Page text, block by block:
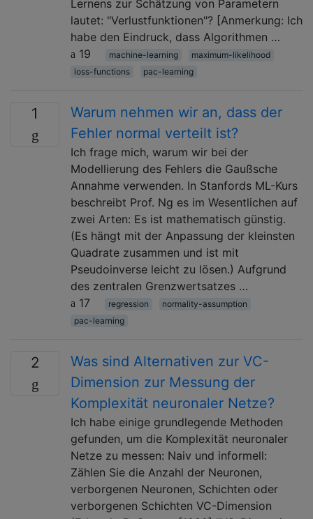
Lernens zur Schätzung von Parametern
lautet: "Verlustfunktionen"? [Anmerkung: Ich
habe den Eindruck, dass Algorithmen …
19
machine-learning
maximum-likelihood
loss-functions
pac-learning
1
Warum nehmen wir an, dass der
Fehler normal verteilt ist?
Ich frage mich, warum wir bei der
Modellierung des Fehlers die Gaußsche
Annahme verwenden. In Stanfords ML-Kurs
beschreibt Prof. Ng es im Wesentlichen auf
zwei Arten: Es ist mathematisch günstig.
(Es hängt mit der Anpassung der kleinsten
Quadrate zusammen und ist mit
Pseudoinverse leicht zu lösen.) Aufgrund
des zentralen Grenzwertsatzes …
17
regression
normality-assumption
pac-learning
2
Was sind Alternativen zur VC-
Dimension zur Messung der
Komplexität neuronaler Netze?
Ich habe einige grundlegende Methoden
gefunden, um die Komplexität neuronaler
Netze zu messen: Naiv und informell:
Zählen Sie die Anzahl der Neuronen,
verborgenen Neuronen, Schichten oder
verborgenen Schichten VC-Dimension